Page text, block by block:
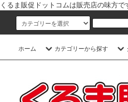
くるま販促ドットコムは販売店の味方で
ホーム カテゴリーから探す